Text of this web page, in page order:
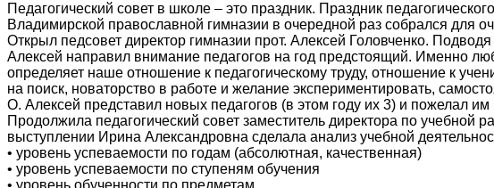
Педагогический совет в школе – это праздник. Праздник
Владимирской православной гимназии в очередной раз собрался для
Открыл педсовет директор гимназии прот. Алексей Головченко.
Алексей направил внимание педагогов на год предстоящий. Именно
определяет наше отношение к педагогическому труду, отношение к
на поиск, новаторство в работе и желание экспериментировать,
О. Алексей представил новых педагогов (в этом году их 3) и пожелал
Продолжила педагогический совет заместитель директора по
выступлении Ирина Александровна сделала анализ учебной
• уровень успеваемости по годам (абсолютная, качественная)
• уровень успеваемости по ступеням обучения